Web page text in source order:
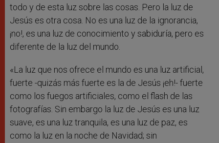
todo y de esta luz sobre las cosas. Pero la luz de
Jesús es otra cosa. No es una luz de la ignorancia,
¡no!, es una luz de conocimiento y sabiduría, pero es
diferente de la luz del mundo.
«La luz que nos ofrece el mundo es una luz artificial,
fuerte -quizás más fuerte es la de Jesús ¡eh!- fuerte
como los fuegos artificiales, como el flash de las
fotografías. Sin embargo la luz de Jesús es una luz
suave, es una luz tranquila, es una luz de paz, es
como la luz en la noche de Navidad; sin